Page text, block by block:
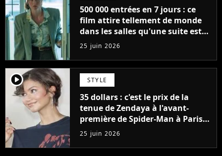
500 000 entrées en 7 jours : ce
film attire tellement de monde
dans les salles qu'une suite est
déjà programmée, "on en a
clairement pas fini"
25 juin 2026
player2 STYLE
35 dollars : c'est le prix de la
tenue de Zendaya à l'avant-
première de Spider-Man à Paris,
"Le style n'a pas besoin de coûter
une fortune"
25 juin 2026